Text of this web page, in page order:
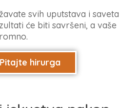
svih uputstava i saveta
će biti savršeni, a vaše
Pitajte hirurga